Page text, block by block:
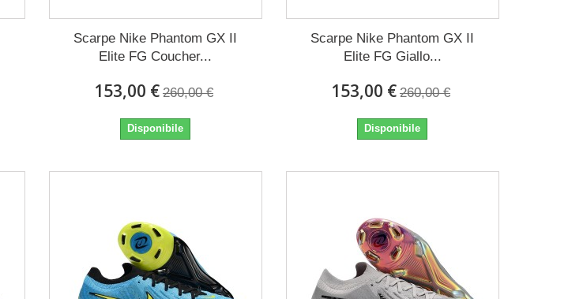
Scarpe Nike Phantom GX II
Elite FG Coucher...
153,00 € 260,00 €
Disponibile
Scarpe Nike Phantom GX II
Elite FG Giallo...
153,00 € 260,00 €
Disponibile